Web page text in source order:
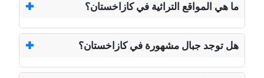
ما هي المواقع التراثية في كازاخستان؟
هل توجد جبال مشهورة في كازاخستان؟